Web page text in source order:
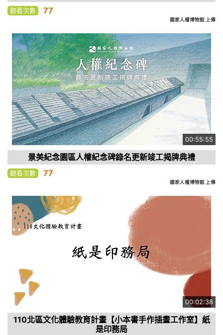
觀看次數 77
國家人權博物館 上傳
00:55:55
景美紀念園區人權紀念碑錄名更新竣工揭牌典禮
觀看次數 77
國家人權博物館 上傳
00:02:38
110北區文化體驗教育計畫【小本書手作插畫工作室】紙
是印務局